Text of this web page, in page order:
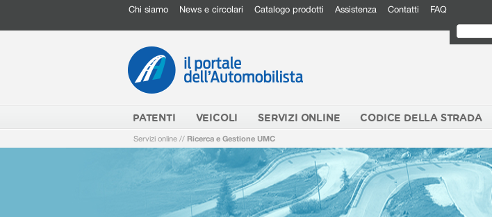
Chi siamo News e circolari Catalogo prodotti Assistenza Contatti FAQ
PATENTI VEICOLI SERVIZI ONLINE CODICE DELLA STRADA
Servizi online // Ricerca e Gestione UMC